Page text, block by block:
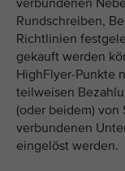
verbundenen
Rundschreiben,
Richtlinien
gekauft werden
HighFlyer-Punkte
teilweisen
(oder beidem)
verbundenen
eingelöst werden.